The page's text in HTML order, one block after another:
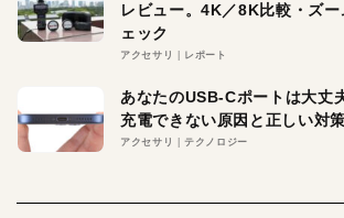
レビュー。4K／8K比較・ズ
ェック
アクセサリ レポート
あなたのUSB-Cポートは大丈
充電できない原因と正しい対策
アクセサリ テクノロジー